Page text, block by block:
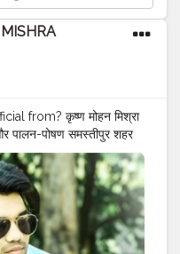
from? कृष्ण मोहन मिश्रा
पालन-पोषण समस्तीपुर शहर
एश्योरेंस और डिजिटल
बनाने से पहले एक डिजिटल
MOHAN
MISHRA SOFTWARE
ASSURANCE